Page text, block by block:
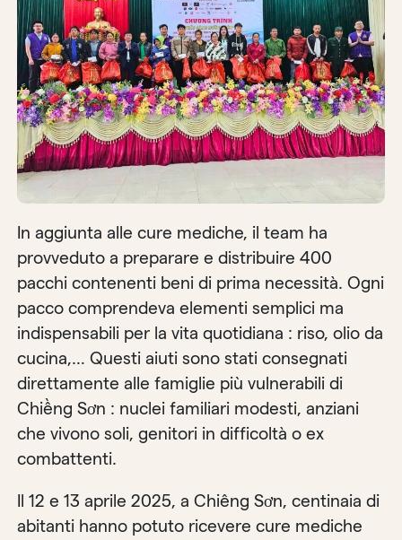
In aggiunta alle cure mediche, il team ha
provveduto a preparare e distribuire 400
pacchi contenenti beni di prima necessità. Ogni
pacco comprendeva elementi semplici ma
indispensabili per la vita quotidiana : riso, olio da
cucina,… Questi aiuti sono stati consegnati
direttamente alle famiglie più vulnerabili di
Chiềng Sơn : nuclei familiari modesti, anziani
che vivono soli, genitori in difficoltà o ex
combattenti.
Il 12 e 13 aprile 2025, a Chiêng Sơn, centinaia di
abitanti hanno potuto ricevere cure mediche